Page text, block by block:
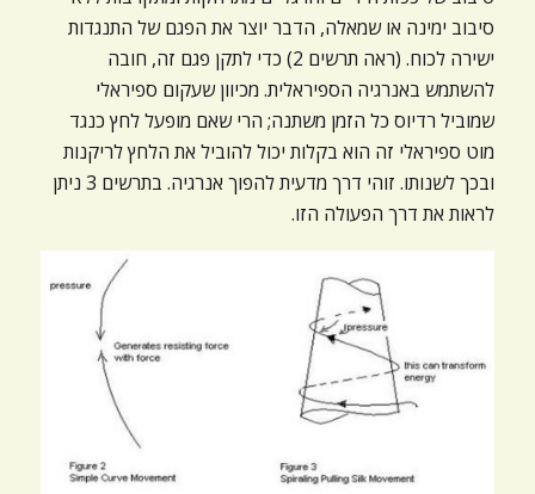
סיבוב ימינה או שמאלה, הדבר יוצר את הפגם של התנגדות
ישירה לכוח. (ראה תרשים 2) כדי לתקן פגם זה, חובה
להשתמש באנרגיה הספיראלית. מכיוון שעקום ספיראלי
שמוביל רדיוס כל הזמן משתנה; הרי שאם מופעל לחץ כנגד
מוט ספיראלי זה הוא בקלות יכול להוביל את הלחץ לריקנות
ובכך לשנותו. זוהי דרך מדעית להפוך אנרגיה. בתרשים 3 ניתן
לראות את דרך הפעולה הזו.